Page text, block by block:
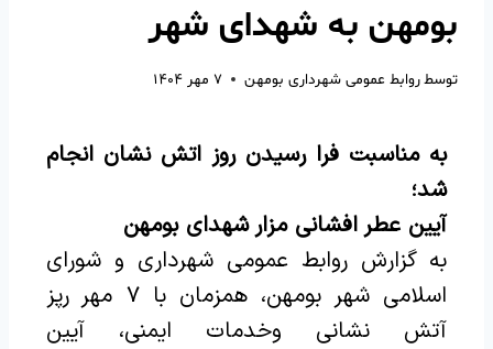
بومهن به شهدای شهر
توسطروابط عمومی شهرداری بومهن ۷ مهر ۱۴۰۴
به مناسبت فرا رسیدن روز اتش نشان انجام
شد؛
آیین عطر افشانی مزار شهدای بومهن
به گزارش روابط عمومی شهرداری و شورای
اسلامی شهر بومهن، همزمان با ۷ مهر رپز
آتش نشانی و‌خدمات ایمنی، آیین